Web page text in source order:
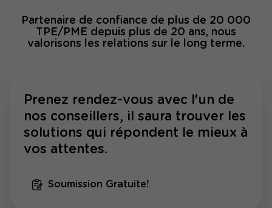
Partenaire de confiance de plus de 20 000
TPE/PME depuis plus de 20 ans, nous
valorisons les relations sur le long terme.
Prenez rendez-vous avec l'un de
nos conseillers, il saura trouver les
solutions qui répondent le mieux à
vos attentes.
Soumission Gratuite!